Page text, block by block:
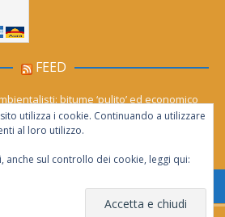
FEED
bitume ‘pulito’ ed economico
in Italia nel 2026
utilizza i cookie. Continuando a utilizzare
al loro utilizzo.
anche sul controllo dei cookie, leggi qui: